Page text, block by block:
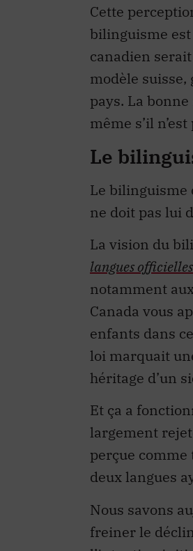
Cette
bilinguisme
canadien
modèle
pays. La
même s’il
Le
Le bilinguisme
ne doit pas lui
La vision du
langues officielles
notamment
Canada vous
enfants dans
loi marquait
héritage d’un
Et ça a
largement
perçue comme
deux langues
Nous savons
freiner le